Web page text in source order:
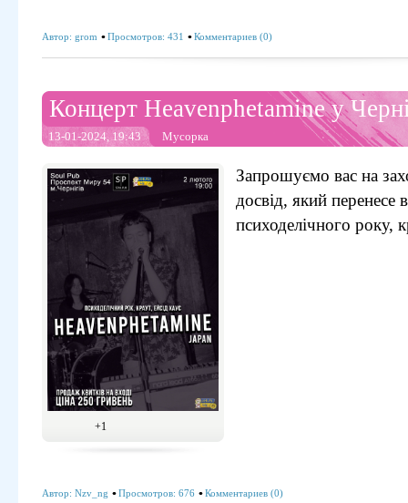
Автор: grom Просмотров: 431 Комментариев (0)
Концерт Heavenphetamine у
13-01-2024, 19:43 Мусорка
+1
Запрошуємо вас на
досвід, який перенесе
психоделічного року,
Автор: Nzv_ng Просмотров: 676 Комментариев (0)